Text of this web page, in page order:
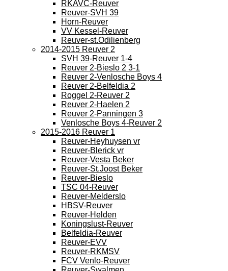
RKAVC-Reuver
Reuver-SVH 39
Horn-Reuver
VV Kessel-Reuver
Reuver-st.Odilienberg
2014-2015 Reuver 2
SVH 39-Reuver 1-4
Reuver 2-Bieslo 2 3-1
Reuver 2-Venlosche Boys 4
Reuver 2-Belfeldia 2
Roggel 2-Reuver 2
Reuver 2-Haelen 2
Reuver 2-Panningen 3
Venlosche Boys 4-Reuver 2
2015-2016 Reuver 1
Reuver-Heyhuysen vr
Reuver-Blerick vr
Reuver-Vesta Beker
Reuver-St.Joost Beker
Reuver-Bieslo
TSC 04-Reuver
Reuver-Melderslo
HBSV-Reuver
Reuver-Helden
Koningslust-Reuver
Belfeldia-Reuver
Reuver-EVV
Reuver-RKMSV
FCV Venlo-Reuver